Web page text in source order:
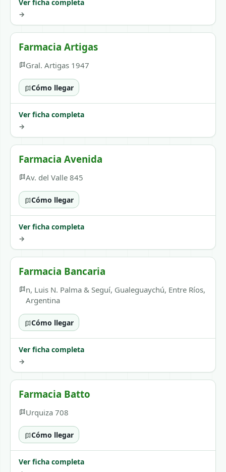
Ver ficha completa
→
Farmacia Artigas
Gral. Artigas 1947
Cómo llegar
Ver ficha completa
→
Farmacia Avenida
Av. del Valle 845
Cómo llegar
Ver ficha completa
→
Farmacia Bancaria
n, Luis N. Palma & Seguí, Gualeguaychú, Entre Ríos,
Argentina
Cómo llegar
Ver ficha completa
→
Farmacia Batto
Urquiza 708
Cómo llegar
Ver ficha completa